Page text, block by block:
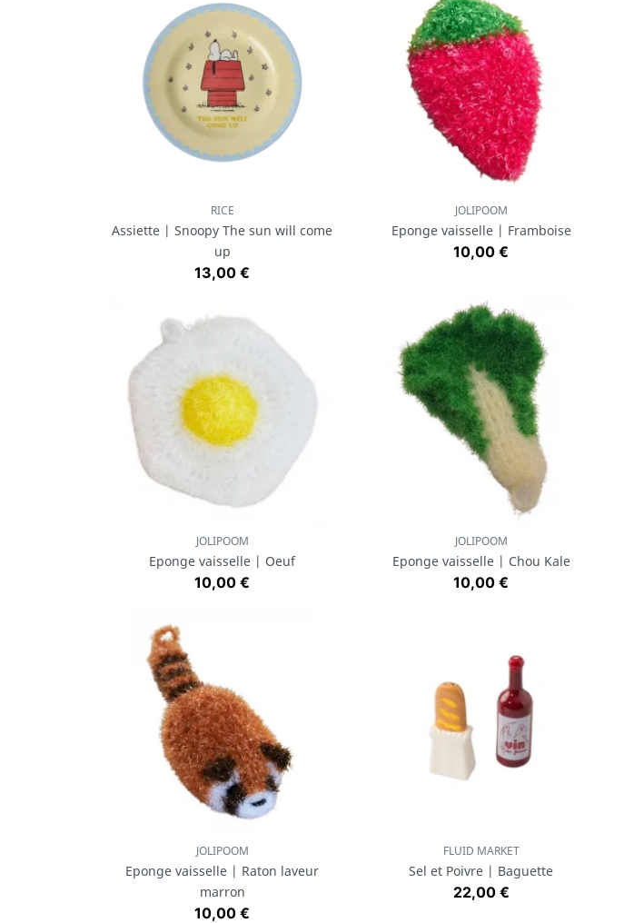
Aperçu rapide
RICE
Assiette | Snoopy The sun will come
up
Prix
13,00 €
Aperçu rapide
JOLIPOOM
Eponge vaisselle | Framboise
Prix
10,00 €
Aperçu rapide
JOLIPOOM
Eponge vaisselle | Oeuf
Prix
10,00 €
Aperçu rapide
JOLIPOOM
Eponge vaisselle | Chou Kale
Prix
10,00 €
Aperçu rapide
JOLIPOOM
Eponge vaisselle | Raton laveur
marron
Prix
10,00 €
Aperçu rapide
FLUID MARKET
Sel et Poivre | Baguette
Prix
22,00 €